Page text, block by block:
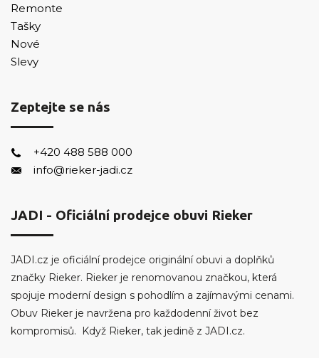
Remonte
Tašky
Nové
Slevy
Zeptejte se nás
+420 488 588 000
info@rieker-jadi.cz
JADI - Oficiální prodejce obuvi Rieker
JADI.cz je oficiální prodejce originální obuvi a doplňků
značky Rieker. Rieker je renomovanou značkou, která
spojuje moderní design s pohodlím a zajímavými cenami.
Obuv Rieker je navržena pro každodenní život bez
kompromisů. Když Rieker, tak jedině z JADI.cz.